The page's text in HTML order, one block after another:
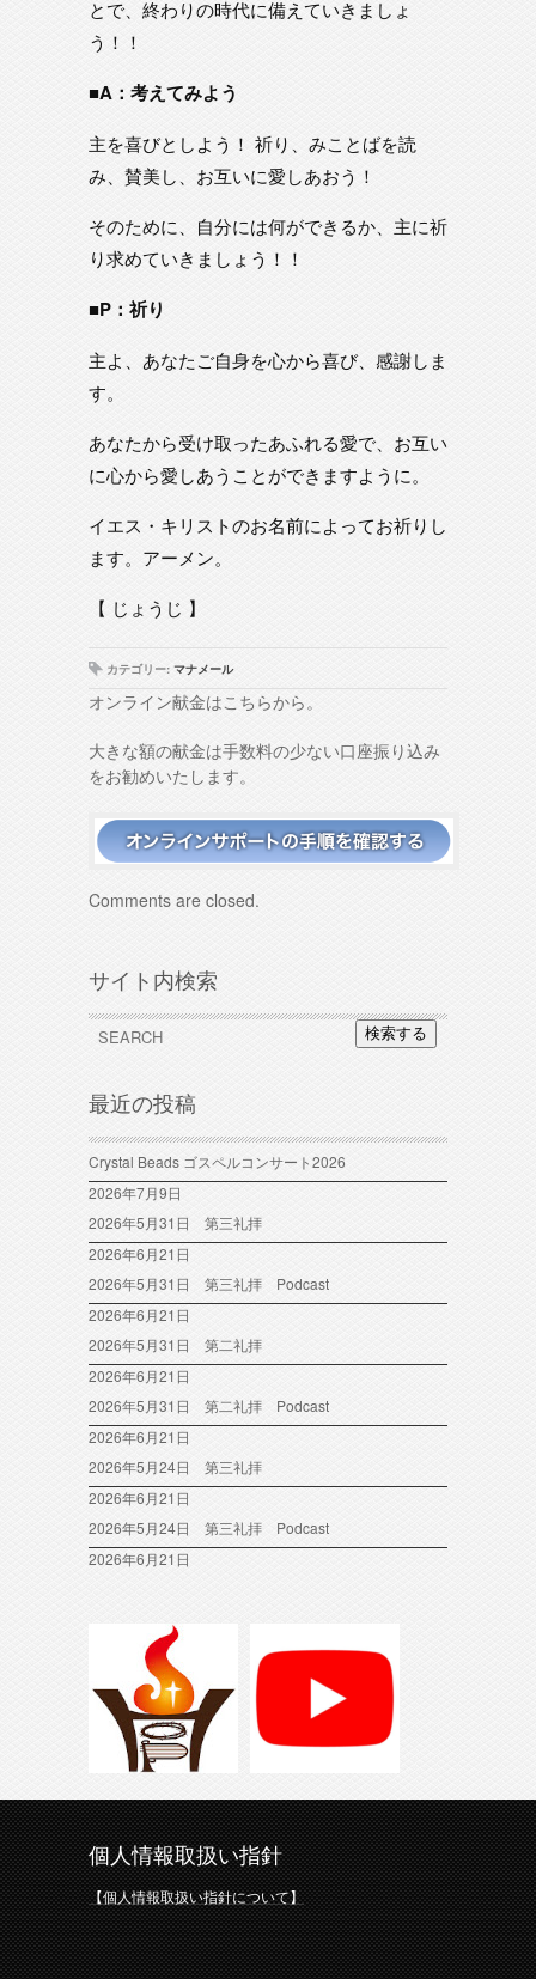
とで、終わりの時代に備えていきましょ
う！！
■A：考えてみよう
主を喜びとしよう！ 祈り、みことばを読
み、賛美し、お互いに愛しあおう！
そのために、自分には何ができるか、主に祈
り求めていきましょう！！
■P：祈り
主よ、あなたご自身を心から喜び、感謝しま
す。
あなたから受け取ったあふれる愛で、お互い
に心から愛しあうことができますように。
イエス・キリストのお名前によってお祈りし
ます。アーメン。
【 じょうじ 】
カテゴリー: マナメール
オンライン献金はこちらから。
大きな額の献金は手数料の少ない口座振り込み
をお勧めいたします。
Comments are closed.
サイト内検索
検索する
最近の投稿
Crystal Beads ゴスペルコンサート2026
2026年7月9日
2026年5月31日 第三礼拝
2026年6月21日
2026年5月31日 第三礼拝 Podcast
2026年6月21日
2026年5月31日 第二礼拝
2026年6月21日
2026年5月31日 第二礼拝 Podcast
2026年6月21日
2026年5月24日 第三礼拝
2026年6月21日
2026年5月24日 第三礼拝 Podcast
2026年6月21日
個人情報取扱い指針
【個人情報取扱い指針について】